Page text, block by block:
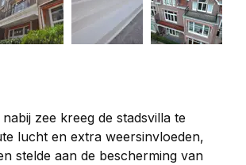
zee kreeg de stadsvilla te
lucht en extra weersinvloeden,
stelde aan de bescherming van